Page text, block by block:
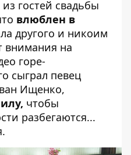
гостей свадьбы
влюблен в
другого и никоим
внимания на
горе-
сыграл певец
Ищенко,
чтобы
разбегаются...